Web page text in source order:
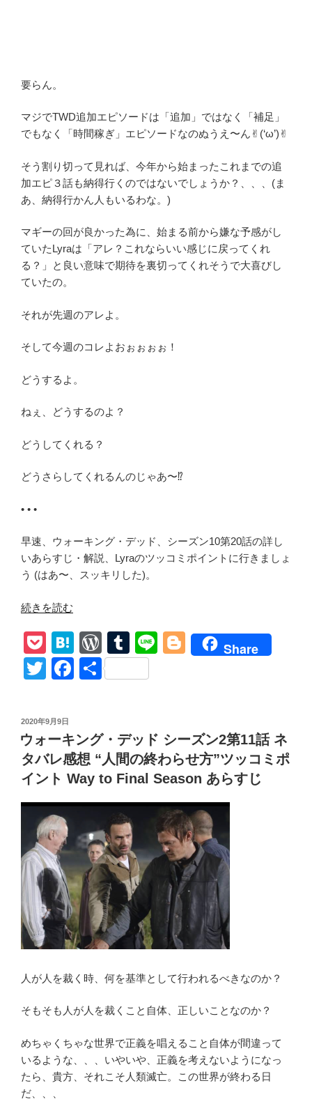
要らん。
マジでTWD追加エピソードは「追加」ではなく「補足」
でもなく「時間稼ぎ」エピソードなのぬうえ〜ん✌︎(‘ω’)✌︎
そう割り切って見れば、今年から始まったこれまでの追
加エピ３話も納得行くのではないでしょうか？、、、(ま
あ、納得行かん人もいるわな。)
マギーの回が良かった為に、始まる前から嫌な予感がし
ていたLyraは「アレ？これならいい感じに戻ってくれ
る？」と良い意味で期待を裏切ってくれそうで大喜びし
ていたの。
それが先週のアレよ。
そして今週のコレよおぉぉぉぉ！
どうするよ。
ねぇ、どうするのよ？
どうしてくれる？
どうさらしてくれるんのじゃあ〜⁉️
• • •
早速、ウォーキング・デッド、シーズン10第20話の詳し
いあらすじ・解説、Lyraのツッコミポイントに行きましょ
う (はあ〜、スッキリした)。
“【ウ
ー
キ
ン
ッ
ド
シ
ー
ン
10】
20
話
ネ
タ
バ
レ
無)
想
リ
ン
セ
ス
続きを読む
P
o
ck
H
at
e
a
W
or
d
e
ss
T
u
m
r
Li
Bl
er
Share
T
tt
er
F
e
b
o
o
共
投
稿
日:
2020年9月9日
ウォーキング・デッド シーズン2第11話 ネ
タバレ感想 “人間の終わらせ方”ツッコミポ
イント Way to Final Season あらすじ
人が人を裁く時、何を基準として行われるべきなのか？
そもそも人が人を裁くこと自体、正しいことなのか？
めちゃくちゃな世界で正義を唱えること自体が間違って
いるような、、、いやいや、正義を考えないようになっ
たら、貴方、それこそ人類滅亡。この世界が終わる日
だ、、、